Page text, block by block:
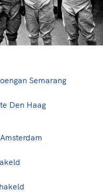
Semarang
Den Haag